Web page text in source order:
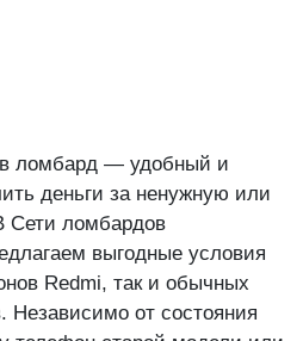
ломбард — удобный и
деньги за ненужную или
Сети ломбардов
выгодные условия
Redmi, так и обычных
от состояния